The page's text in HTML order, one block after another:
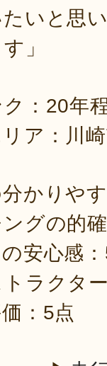
たいと思
」
：20年
ア：川
かりや
グの的
安心感
ラクタ
：5点